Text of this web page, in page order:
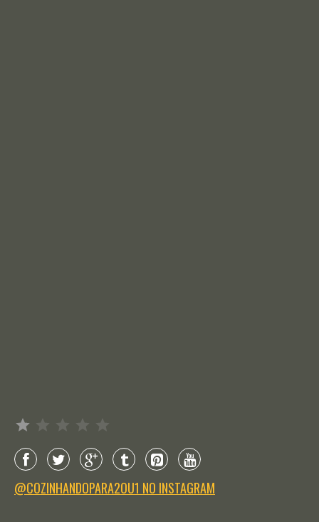
@COZINHANDOPARA2OU1 NO INSTAGRAM